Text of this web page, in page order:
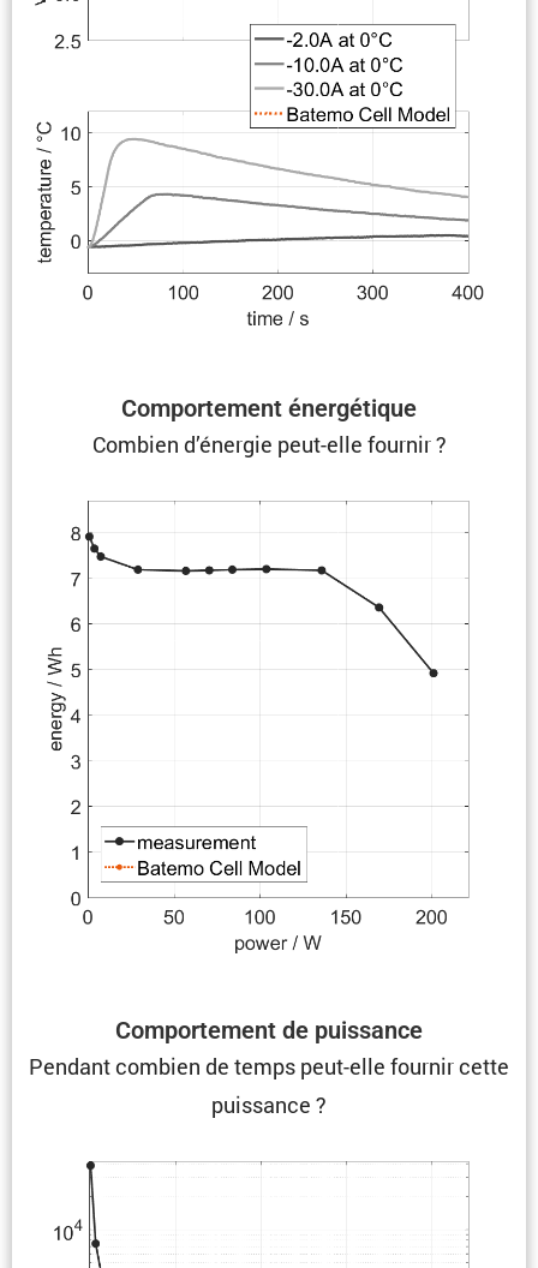
Compor­te­ment énergétique
Combien d’énergie peut-elle fournir ?
Compor­te­ment de puissance
Pendant combien de temps peut-elle fournir cette
puissance ?